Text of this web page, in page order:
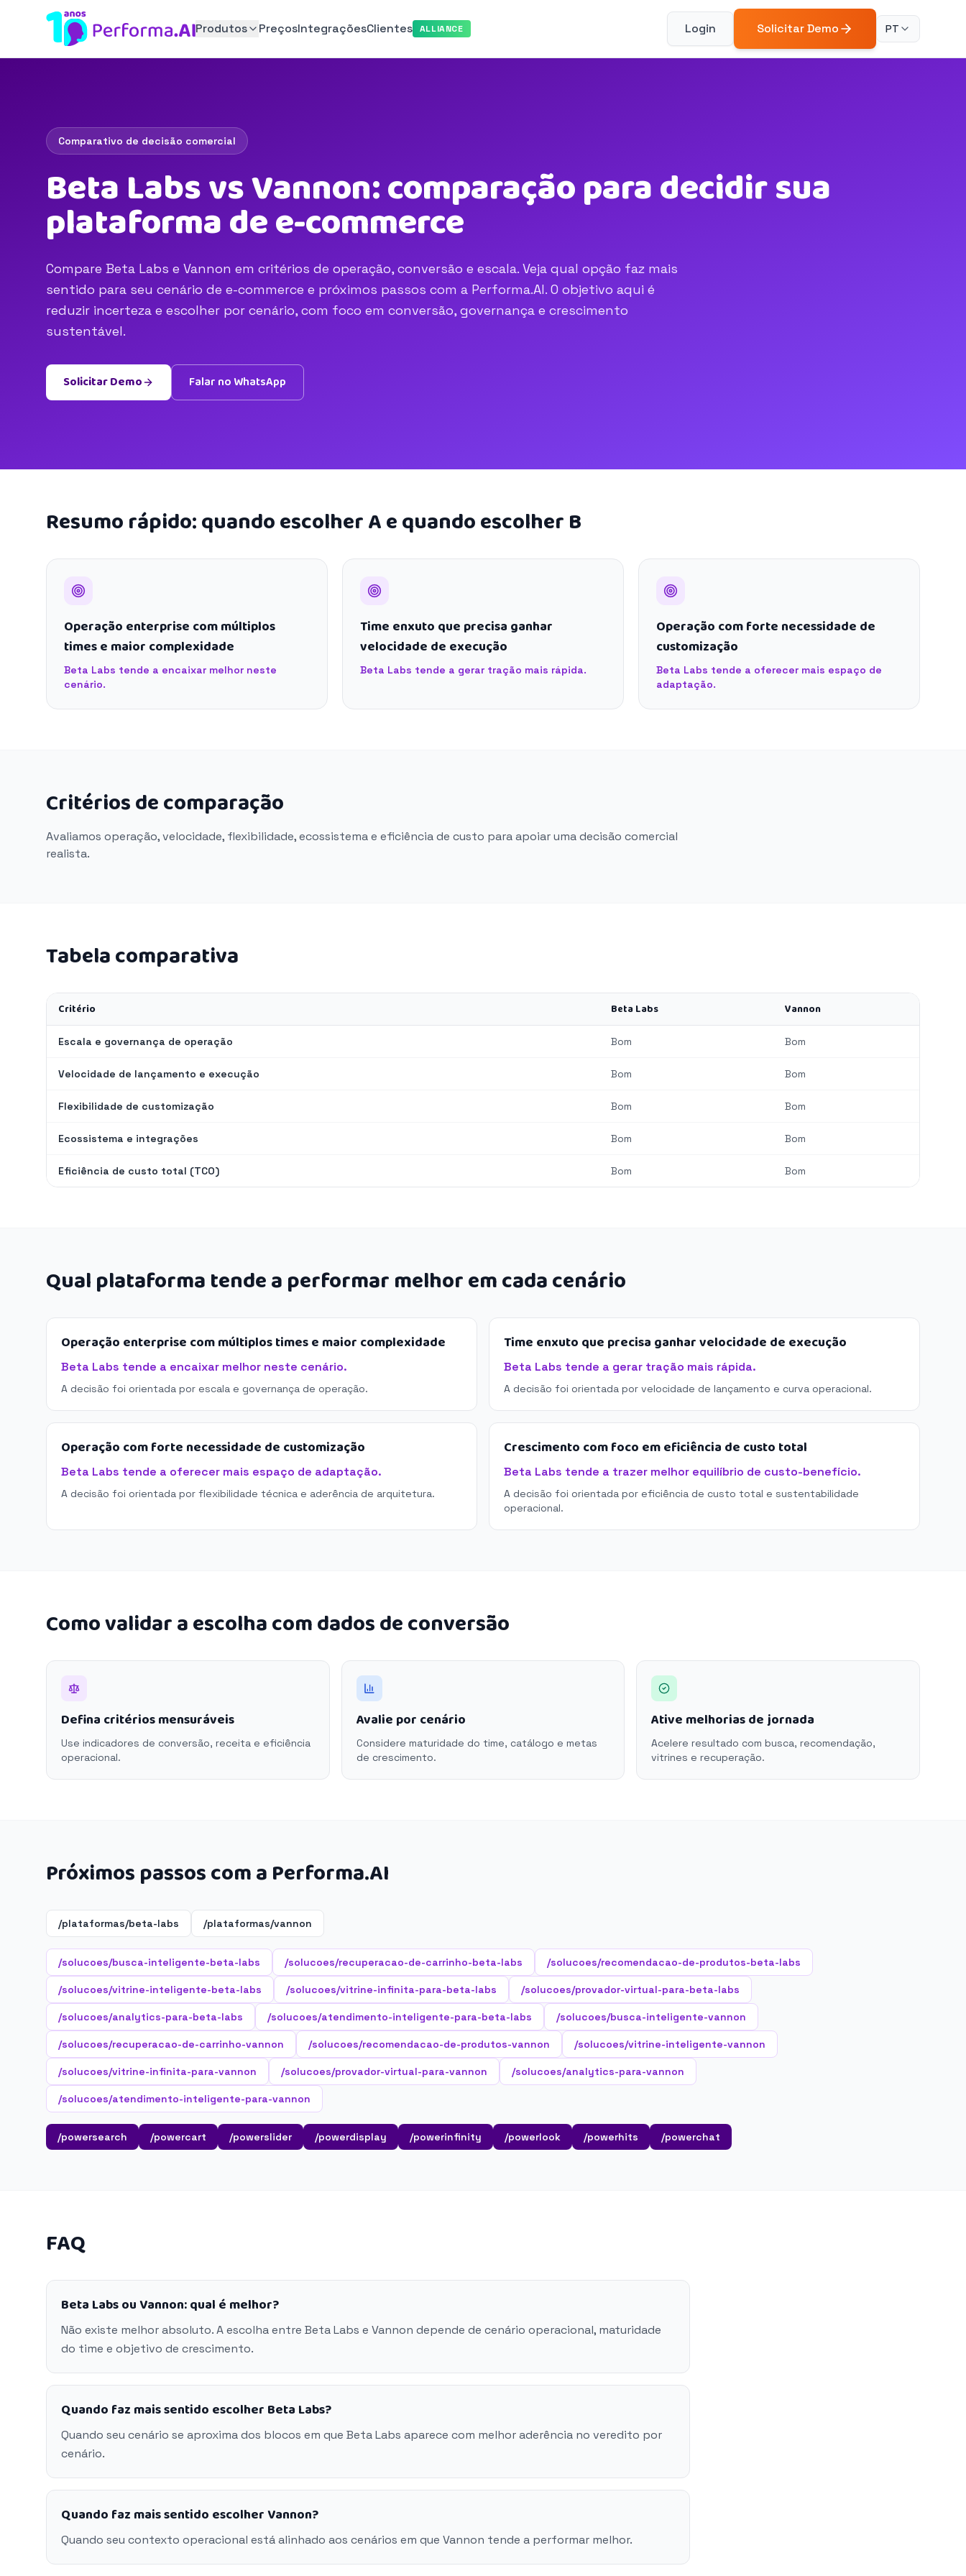
Produtos PreçosIntegraçõesClientes ALLIANCE Login Solicitar Demo PT
Comparativo de decisão comercial
Beta Labs vs Vannon: comparação para decidir sua
plataforma de e-commerce
Compare Beta Labs e Vannon em critérios de operação, conversão e escala. Veja qual opção faz mais
sentido para seu cenário de e-commerce e próximos passos com a Performa.AI. O objetivo aqui é
reduzir incerteza e escolher por cenário, com foco em conversão, governança e crescimento
sustentável.
Solicitar Demo Falar no WhatsApp
Resumo rápido: quando escolher A e quando escolher B
Operação enterprise com múltiplos
times e maior complexidade
Beta Labs tende a encaixar melhor neste
cenário.
Time enxuto que precisa ganhar
velocidade de execução
Beta Labs tende a gerar tração mais rápida.
Operação com forte necessidade de
customização
Beta Labs tende a oferecer mais espaço de
adaptação.
Critérios de comparação
Avaliamos operação, velocidade, flexibilidade, ecossistema e eficiência de custo para apoiar uma decisão comercial
realista.
Tabela comparativa
Critério Beta Labs Vannon
Escala e governança de operação Bom Bom
Velocidade de lançamento e execução Bom Bom
Flexibilidade de customização Bom Bom
Ecossistema e integrações Bom Bom
Eficiência de custo total (TCO) Bom Bom
Qual plataforma tende a performar melhor em cada cenário
Operação enterprise com múltiplos times e maior complexidade
Beta Labs tende a encaixar melhor neste cenário.
A decisão foi orientada por escala e governança de operação.
Time enxuto que precisa ganhar velocidade de execução
Beta Labs tende a gerar tração mais rápida.
A decisão foi orientada por velocidade de lançamento e curva operacional.
Operação com forte necessidade de customização
Beta Labs tende a oferecer mais espaço de adaptação.
A decisão foi orientada por flexibilidade técnica e aderência de arquitetura.
Crescimento com foco em eficiência de custo total
Beta Labs tende a trazer melhor equilíbrio de custo-benefício.
A decisão foi orientada por eficiência de custo total e sustentabilidade
operacional.
Como validar a escolha com dados de conversão
Defina critérios mensuráveis
Use indicadores de conversão, receita e eficiência
operacional.
Avalie por cenário
Considere maturidade do time, catálogo e metas
de crescimento.
Ative melhorias de jornada
Acelere resultado com busca, recomendação,
vitrines e recuperação.
Próximos passos com a Performa.AI
/plataformas/beta-labs /plataformas/vannon
/solucoes/busca-inteligente-beta-labs /solucoes/recuperacao-de-carrinho-beta-labs /solucoes/recomendacao-de-produtos-beta-labs
/solucoes/vitrine-inteligente-beta-labs /solucoes/vitrine-infinita-para-beta-labs /solucoes/provador-virtual-para-beta-labs
/solucoes/analytics-para-beta-labs /solucoes/atendimento-inteligente-para-beta-labs /solucoes/busca-inteligente-vannon
/solucoes/recuperacao-de-carrinho-vannon /solucoes/recomendacao-de-produtos-vannon /solucoes/vitrine-inteligente-vannon
/solucoes/vitrine-infinita-para-vannon /solucoes/provador-virtual-para-vannon /solucoes/analytics-para-vannon
/solucoes/atendimento-inteligente-para-vannon
/powersearch /powercart /powerslider /powerdisplay /powerinfinity /powerlook /powerhits /powerchat
FAQ
Beta Labs ou Vannon: qual é melhor?
Não existe melhor absoluto. A escolha entre Beta Labs e Vannon depende de cenário operacional, maturidade
do time e objetivo de crescimento.
Quando faz mais sentido escolher Beta Labs?
Quando seu cenário se aproxima dos blocos em que Beta Labs aparece com melhor aderência no veredito por
cenário.
Quando faz mais sentido escolher Vannon?
Quando seu contexto operacional está alinhado aos cenários em que Vannon tende a performar melhor.